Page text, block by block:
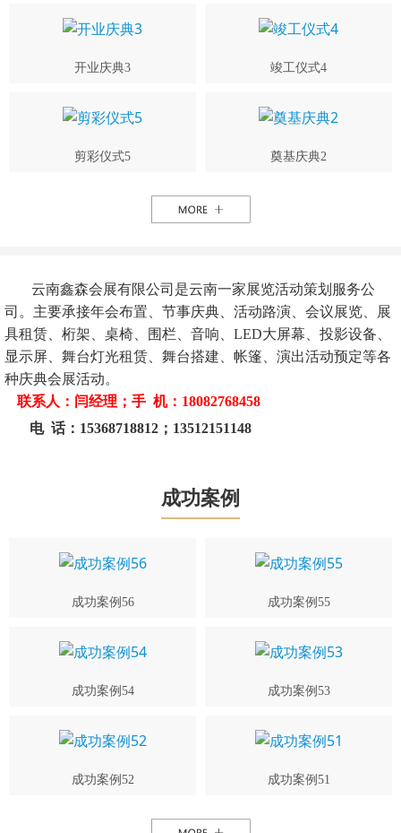
开业庆典3 竣工仪式4
剪彩仪式5 奠基庆典2
云南鑫森会展有限公司是云南一家展览活动策划服务公
司。主要承接年会布置、节事庆典、活动路演、会议展览、展
具租赁、桁架、桌椅、围栏、音响、LED大屏幕、投影设备、
显示屏、舞台灯光租赁、舞台搭建、帐篷、演出活动预定等各
种庆典会展活动。
联系人：闫经理；手 机：18082768458
电 话：15368718812；13512151148
成功案例
成功案例56 成功案例55
成功案例54 成功案例53
成功案例52 成功案例51